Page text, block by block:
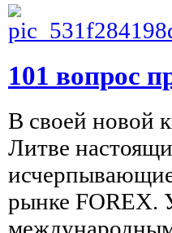
101 вопрос
В своей новой
Литве
рынке FOREX.